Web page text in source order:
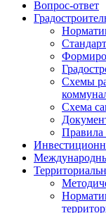
Вопрос-ответ
Схемы
Схема
Правила